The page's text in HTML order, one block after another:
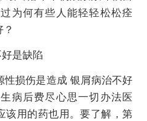
为何有些人能轻轻松松痊
是缺陷
损伤是造成 银屑病治不好
病后费尽心思一切办法医
该用的药也用。要了解，第